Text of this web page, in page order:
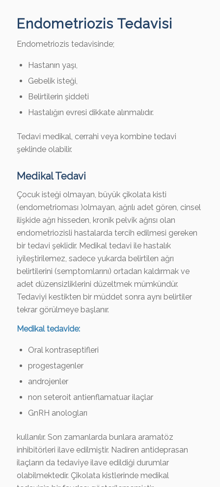
Endometriozis Tedavisi
Endometriozis tedavisinde;
Hastanın yaşı,
Gebelik isteği,
Belirtilerin şiddeti
Hastalığın evresi dikkate alınmalıdır.
Tedavi medikal, cerrahi veya kombine tedavi
şeklinde olabilir.
Medikal Tedavi
Çocuk isteği olmayan, büyük çikolata kisti
(endometrioması )olmayan, ağrılı adet gören, cinsel
ilişkide ağrı hisseden, kronik pelvik ağrısı olan
endometriozisli hastalarda tercih edilmesi gereken
bir tedavi şeklidir. Medikal tedavi ile hastalık
iyileştirilemez, sadece yukarda belirtilen ağrı
belirtilerini (semptomlarını) ortadan kaldırmak ve
adet düzensizliklerini düzeltmek mümkündür.
Tedaviyi kestikten bir müddet sonra aynı belirtiler
tekrar görülmeye başlanır.
Medikal tedavide:
Oral kontraseptifleri
progestagenler
androjenler
non seteroit antienflamatuar ilaçlar
GnRH anologları
kullanılır. Son zamanlarda bunlara aramatöz
inhibitörleri ilave edilmiştir. Nadiren antideprasan
ilaçların da tedaviye ilave edildiği durumlar
olabilmektedir. Çikolata kistlerinde medikal